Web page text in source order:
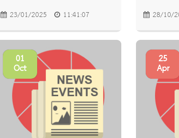
23/01/2025 11:41:07 28/10/
01
Oct
25
Apr